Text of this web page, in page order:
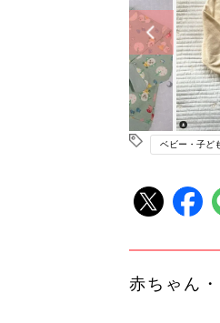
ベビー・子ど
赤ちゃん